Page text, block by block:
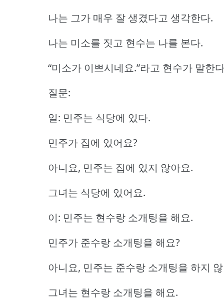
나는 그가 매우 잘 생겼다고 생각한다.
나는 미소를 짓고 현수는 나를 본다.
“미소가 이쁘시네요.”라고 현수가 말한
질문:
일: 민주는 식당에 있다.
민주가 집에 있어요?
아니요, 민주는 집에 있지 않아요.
그녀는 식당에 있어요.
이: 민주는 현수랑 소개팅을 해요.
민주가 준수랑 소개팅을 해요?
아니요, 민주는 준수랑 소개팅을 하지
그녀는 현수랑 소개팅을 해요.